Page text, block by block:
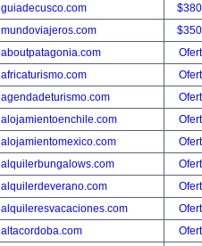
guiadecusco.com
mundoviajeros.com
aboutpatagonia.com
africaturismo.com
agendadeturismo.com
alojamientoenchile.com
alojamientomexico.com
alquilerbungalows.com
alquilerdeverano.com
alquileresvacaciones.com
altacordoba.com